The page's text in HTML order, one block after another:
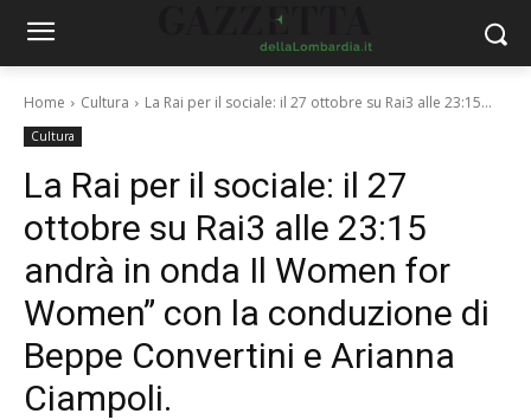
Home Cultura La Rai per il sociale: il 27 ottobre su Rai3 alle 23:15...
Cultura
La Rai per il sociale: il 27
ottobre su Rai3 alle 23:15
andrà in onda Il Women for
Women” con la conduzione di
Beppe Convertini e Arianna
Ciampoli.